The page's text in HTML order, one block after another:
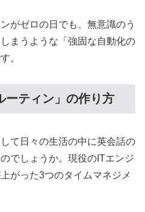
がゼロの日でも、無意識のう
まうような「強固な自動化の
。
ーティン」の作り方
て日々の生活の中に英会話の
でしょうか。現役のITエンジ
がった3つのタイムマネジメ